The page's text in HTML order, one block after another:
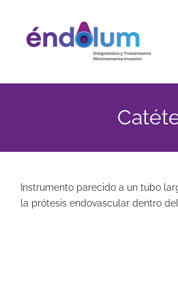
contenido
Instrumento parecido a un tubo
la prótesis endovascular dentro